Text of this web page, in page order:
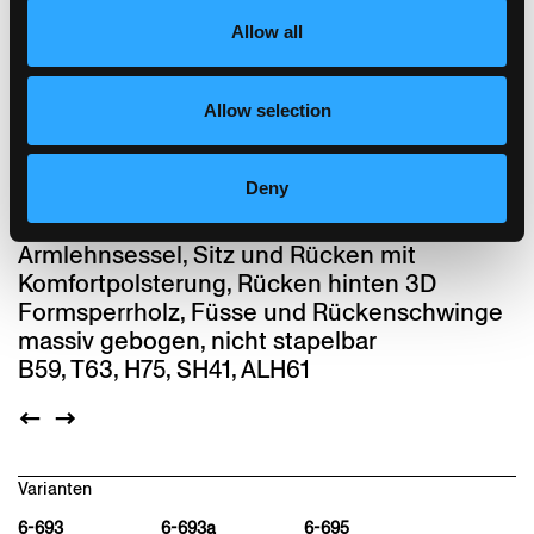
Allow all
Allow selection
Deny
einzigartigen Holzbiegetechnik von
horgenglarus und überzeugt durch die
innewohnende Robustheit.
aus knisternden Laubblättern auf dem
Schweizer Designers’ Saturday präsentiert.
Lounge ist einer der letzten Entwürfe von
Armlehnsessel, Sitz und Rücken mit
Komfortpolsterung, Rücken hinten 3D
Formsperrholz, Füsse und Rückenschwinge
massiv gebogen, nicht stapelbar
B59, T63, H75, SH41, ALH61
Varianten
6-693
6-693a 6-695